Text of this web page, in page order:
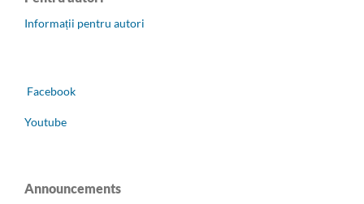
Informații pentru autori
Facebook
Youtube
Announcements